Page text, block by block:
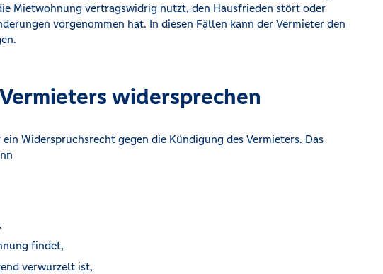
Mietwohnung vertragswidrig nutzt, den Hausfrieden stört oder
vorgenommen hat. In diesen Fällen kann der Vermieter den
widersprechen
Widerspruchsrecht gegen die Kündigung des Vermieters. Das
findet,
verwurzelt ist,